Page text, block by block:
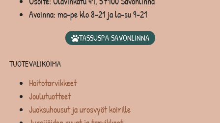
Avoinna: ma-pe klo 8-21 ja la-su 9-21
TASSUSPA SAVONLINNA
TUOTEVALIKOIMA
Hoitotarvikkeet
Joulutuotteet
Juoksuhousut ja urosvyöt koirille